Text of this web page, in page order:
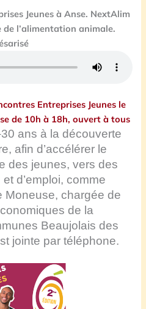
Jeunes à Anse. NextAlim
de l’alimentation animale.
Entreprises Jeunes le
de 10h à 18h, ouvert à tous
ans à la découverte
afin d’accélérer le
des jeunes, vers des
d’emploi, comme
Moneuse, chargée de
de la
Beaujolais des
jointe par téléphone.